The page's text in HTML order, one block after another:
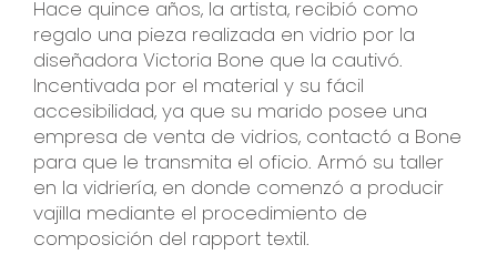
Hace quince años, la artista, recibió como
regalo una pieza realizada en vidrio por la
diseñadora Victoria Bone que la cautivó.
Incentivada por el material y su fácil
accesibilidad, ya que su marido posee una
empresa de venta de vidrios, contactó a Bone
para que le transmita el oficio. Armó su taller
en la vidriería, en donde comenzó a producir
vajilla mediante el procedimiento de
composición del rapport textil.